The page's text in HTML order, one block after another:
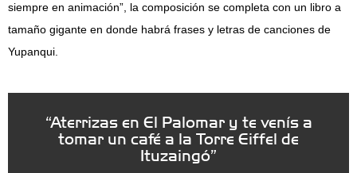
siempre en animación”, la composición se completa con un libro a
tamaño gigante en donde habrá frases y letras de canciones de
Yupanqui.
“Aterrizas en El Palomar y te venís a
tomar un café a la Torre Eiffel de
Ituzaingó”